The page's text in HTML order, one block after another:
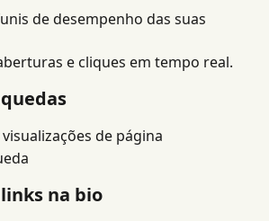
de desempenho das suas
e cliques em tempo real.
de página
na bio